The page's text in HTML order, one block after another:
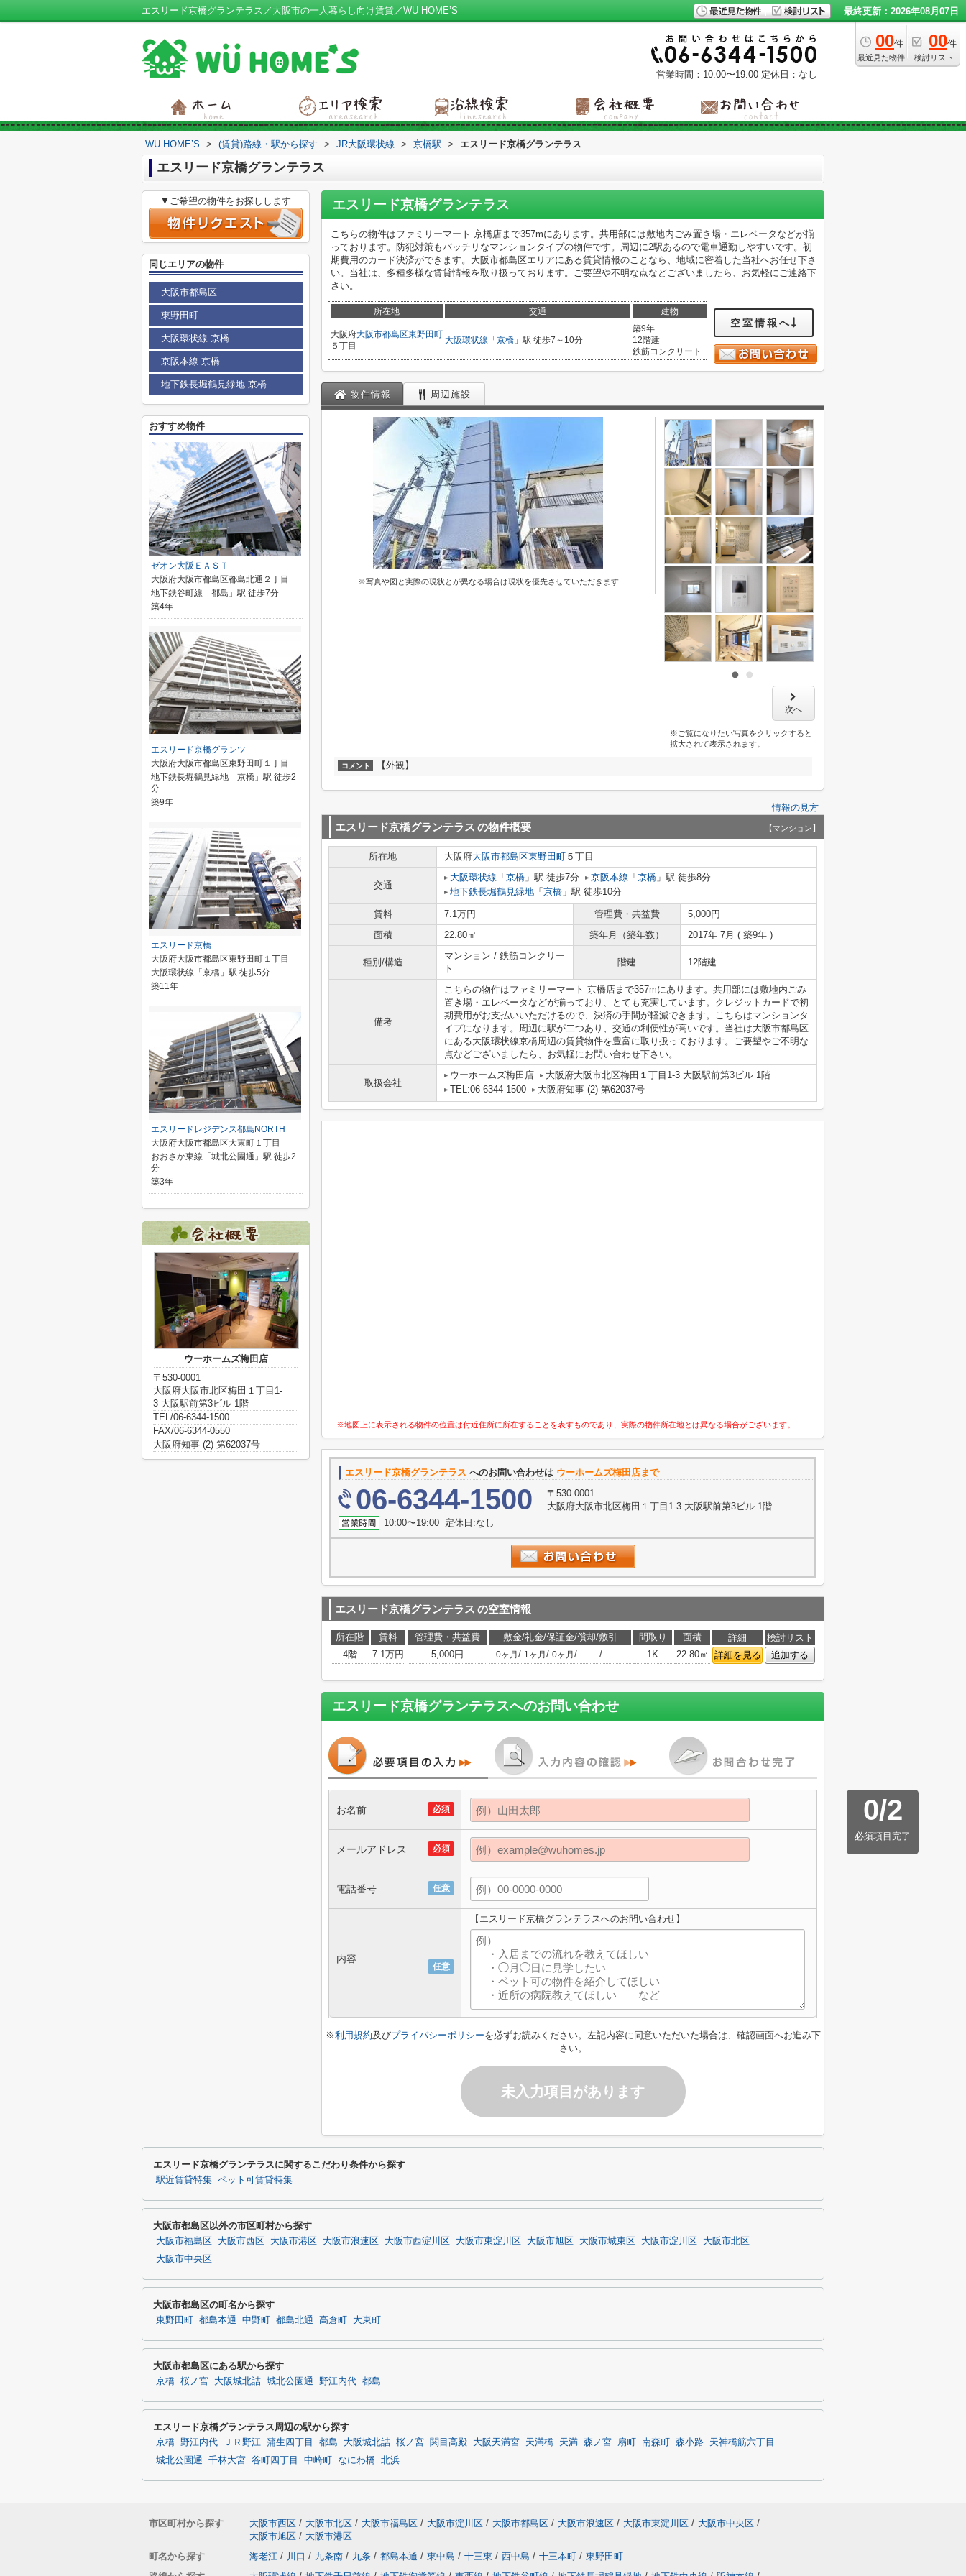
エスリード京橋グランテラス／大阪市の一人暮らし向け賃貸／WU HOME’S 最終更新：2026年08月07日
00件
最近見た物件
00件
検討リスト
営業時間：10:00〜19:00 定休日：なし
WU HOME’S > (賃貸)路線・駅から探す > JR大阪環状線 > 京橋駅 > エスリード京橋グランテラス
エスリード京橋グランテラス
エスリード京橋グランテラス
こちらの物件はファミリーマート 京橋店まで357mにあります。共用部には敷地内ごみ置き場・エレベータなどが揃
っております。防犯対策もバッチリなマンションタイプの物件です。周辺に2駅あるので電車通勤しやすいです。初
期費用のカード決済ができます。大阪市都島区エリアにある賃貸情報のことなら、地域に密着した当社へお任せ下さ
い。当社は、多種多様な賃貸情報を取り扱っております。ご要望や不明な点などございましたら、お気軽にご連絡下
さい。
所在地 交通 建物
大阪府大阪市都島区東野田町
５丁目
大阪環状線 「 京橋 」駅 徒歩7～10分
築9年
12階建
鉄筋コンクリート
空室情報へ
物件情報 周辺施設
※写真や図と実際の現状とが異なる場合は現状を優先させていただきます
次へ
※ご覧になりたい写真をクリックすると
拡大されて表示されます。
コメント 【外観】
情報の見方
エスリード京橋グランテラス の物件概要 【マンション】
所在地 大阪府大阪市都島区東野田町 ５丁目
交通
大阪環状線 「 京橋 」駅 徒歩7分 京阪本線 「 京橋 」駅 徒歩8分
地下鉄長堀鶴見緑地 「 京橋 」駅 徒歩10分
賃料 7.1万円 管理費・共益費
5,000円
面積
22.80㎡ 築年月（築年数） 2017年 7月 ( 築9年 )
種別/構造
マンション / 鉄筋コンクリー
ト
階建 12階建
備考
こちらの物件はファミリーマート 京橋店まで357mにあります。共用部には敷地内ごみ
置き場・エレベータなどが揃っており、とても充実しています。クレジットカードで初
期費用がお支払いいただけるので、決済の手間が軽減できます。こちらはマンションタ
イプになります。周辺に駅が二つあり、交通の利便性が高いです。当社は大阪市都島区
にある大阪環状線京橋周辺の賃貸物件を豊富に取り扱っております。ご要望やご不明な
点などございましたら、お気軽にお問い合わせ下さい。
取扱会社
ウーホームズ梅田店
大阪府大阪市北区梅田１丁目1-3 大阪駅前第3ビル 1階
TEL:06-6344-1500
大阪府知事 (2) 第62037号
※地図上に表示される物件の位置は付近住所に所在することを表すものであり、実際の物件所在地とは異なる場合がございます。
エスリード京橋グランテラス へのお問い合わせは ウーホームズ梅田店まで
06-6344-1500
〒530-0001
大阪府大阪市北区梅田１丁目1-3 大阪駅前第3ビル 1階
10:00〜19:00 定休日:なし
エスリード京橋グランテラス の空室情報
所在階 賃料 管理費・共益費 敷金/礼金/保証金/償却/敷引 間取り 面積 詳細
検討リスト
4階
7.1万円 5,000円 0ヶ月 / 1ヶ月 / 0ヶ月 / - / - 1K 22.80㎡ 詳細を見る 追加する
エスリード京橋グランテラスへのお問い合わせ
0/2
必須項目完了
必須
お名前
必須
メールアドレス
任意
電話番号
任意
内容
【エスリード京橋グランテラスへのお問い合わせ】
※利用規約及びプライバシーポリシーを必ずお読みください。左記内容に同意いただいた場合は、確認画面へお進み下
さい。
未入力項目があります
▼ご希望の物件をお探しします
同じエリアの物件
大阪市都島区
東野田町
大阪環状線 京橋
京阪本線 京橋
地下鉄長堀鶴見緑地 京橋
おすすめ物件
ゼオン大阪ＥＡＳＴ
大阪府大阪市都島区都島北通２丁目
地下鉄谷町線「都島」駅 徒歩7分
築4年
エスリード京橋グランツ
大阪府大阪市都島区東野田町１丁目
地下鉄長堀鶴見緑地「京橋」駅 徒歩2
分
築9年
エスリード京橋
大阪府大阪市都島区東野田町１丁目
大阪環状線「京橋」駅 徒歩5分
築11年
エスリードレジデンス都島NORTH
大阪府大阪市都島区大東町１丁目
おおさか東線「城北公園通」駅 徒歩2
分
築3年
ウーホームズ梅田店
〒530-0001
大阪府大阪市北区梅田１丁目1-
3 大阪駅前第3ビル 1階
TEL/06-6344-1500
FAX/06-6344-0550
大阪府知事 (2) 第62037号
エスリード京橋グランテラスに関するこだわり条件から探す
駅近賃貸特集 ペット可賃貸特集
大阪市都島区以外の市区町村から探す
大阪市福島区 大阪市西区 大阪市港区 大阪市浪速区 大阪市西淀川区 大阪市東淀川区 大阪市旭区 大阪市城東区 大阪市淀川区
大阪市北区
大阪市中央区
大阪市都島区の町名から探す
東野田町 都島本通 中野町 都島北通 高倉町 大東町
大阪市都島区にある駅から探す
京橋 桜ノ宮 大阪城北詰 城北公園通 野江内代 都島
エスリード京橋グランテラス周辺の駅から探す
京橋 野江内代 ＪＲ野江 蒲生四丁目 都島 大阪城北詰 桜ノ宮 関目高殿 大阪天満宮 天満橋 天満 森ノ宮 扇町 南森町 森小路
天神橋筋六丁目
城北公園通
千林大宮 谷町四丁目 中崎町 なにわ橋 北浜
市区町村から探す 大阪市西区 / 大阪市北区 / 大阪市福島区 / 大阪市淀川区 / 大阪市都島区 / 大阪市浪速区 / 大阪市東淀川区 / 大阪市中央区 /
大阪市旭区 / 大阪市港区
町名から探す
海老江 / 川口 / 九条南 / 九条 / 都島本通 / 東中島 / 十三東 / 西中島 / 十三本町 / 東野田町